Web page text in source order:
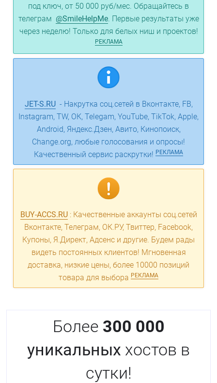
под ключ, от 50 000 руб/мес. Обращайтесь в
телеграм @SmileHelpMe. Первые результаты уже
через неделю! Только для белых ниш и проектов!
РЕКЛАМА
JET-S.RU- Накрутка соц.сетей в Вконтакте, FB,
Instagram, TW, ОК, Telegam, YouTube, TikTok, Apple,
Android, Яндекс.Дзен, Авито, Кинопоиск,
Change.org, любые голосования и опросы!
Качественный сервис раскрутки! РЕКЛАМА
BUY-ACCS.RU: Качественные аккаунты соц.сетей
Вконтакте, Телеграм, ОК.РУ, Твиттер, Facebook,
Купоны, Я.Директ, Адсенс и другие. Будем рады
видеть постоянных клиентов! Мгновенная
доставка, низкие цены, более 10000 позиций
товара для выбора РЕКЛАМА
Более 300 000
уникальных хостов в
сутки!